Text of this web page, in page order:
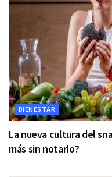
BIENESTAR
La nueva cultura del
más sin notarlo?